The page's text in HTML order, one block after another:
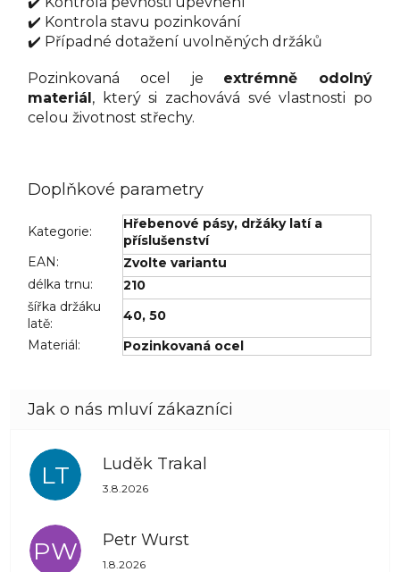
✔️ Kontrola stavu pozinkování
✔️ Případné dotažení uvolněných držáků
Pozinkovaná ocel je
extrémně odolný
materiál, který si zachovává své vlastnosti po
celou životnost střechy.
Doplňkové parametry
Kategorie:
Hřebenové pásy, držáky latí a
příslušenství
EAN:
Zvolte variantu
délka trnu:
210
šířka držáku
latě: 40,50
Materiál: Pozinkovaná ocel
LT Luděk Trakal
Hodnocení obchodu je 5 z 5 hvězdiček.
3.8.2026
PW Petr Wurst
Hodnocení obchodu je 5 z 5 hvězdiček.
1.8.2026